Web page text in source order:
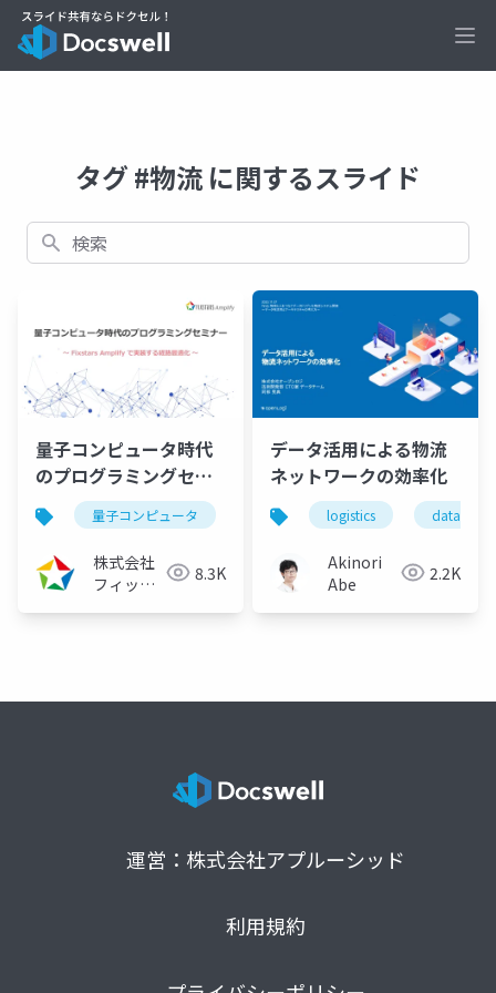
タグ #物流 に関するスライド
検索
量子コンピュータ時代
のプログラミングセミ
ナー ～Fixstars
Amplifyで実装する経
路最適化～
（2023/11/09）
量子コンピュータ 量子アニーリング イジングマ
株式会社
フィック
8.3K
データ活用による物流
ネットワークの効率化
logistics data-
Akinori
Abe
2.2K
運営：株式会社アプルーシッド
利用規約